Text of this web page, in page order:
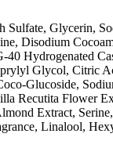
Sulfate, Glycerin,
Disodium
40 Hydrogenated
Glycol, Citric
Glucoside,
Recutita Flower
Extract,
Linalool,